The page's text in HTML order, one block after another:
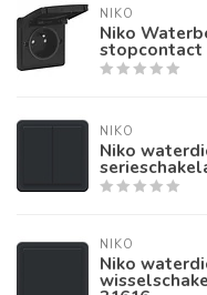
NIKO
Niko
stopcontact
NIKO
Niko
NIKO
Niko